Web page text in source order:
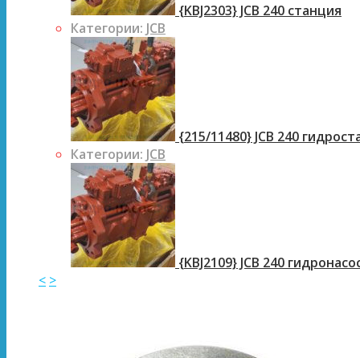
{KBJ2303} JCB 240 станция
Категории: JCB
{215/11480} JCB 240
Категории: JCB
{KBJ2109} JCB 240
< >